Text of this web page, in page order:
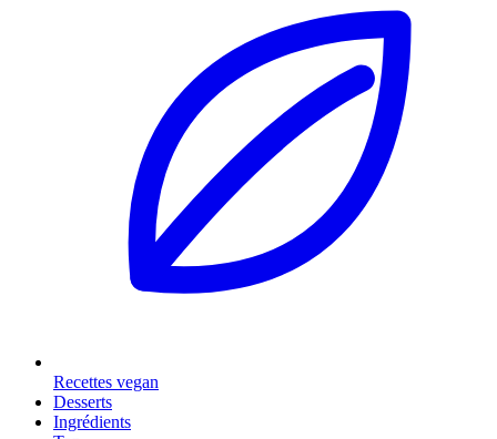
Recettes vegan
Desserts
Ingrédients